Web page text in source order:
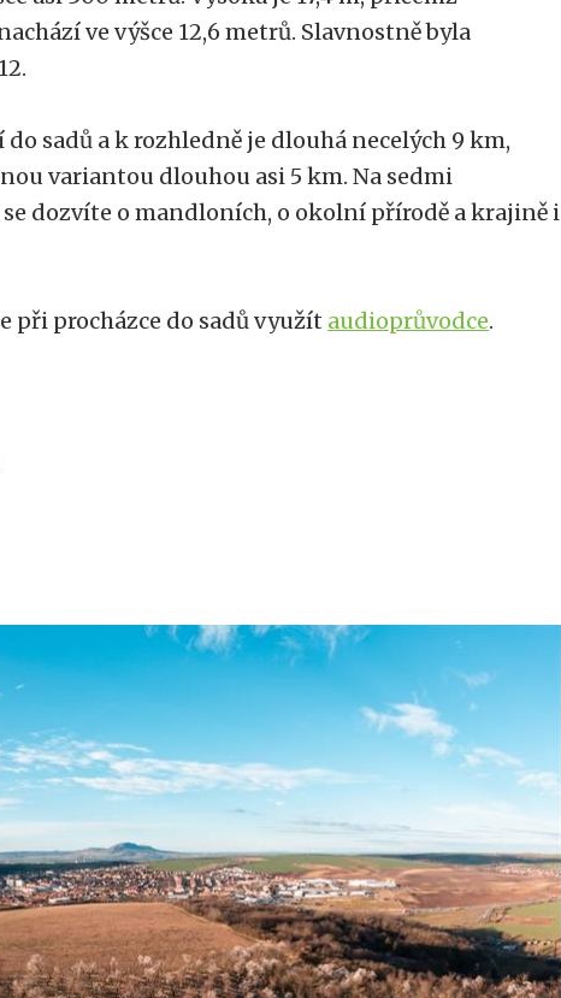
ve výšce 12,6 metrů. Slavnostně byla
sadů a k rozhledně je dlouhá necelých 9 km,
variantou dlouhou asi 5 km. Na sedmi
dozvíte o mandloních, o okolní přírodě a krajině i
při procházce do sadů využít audioprůvodce.